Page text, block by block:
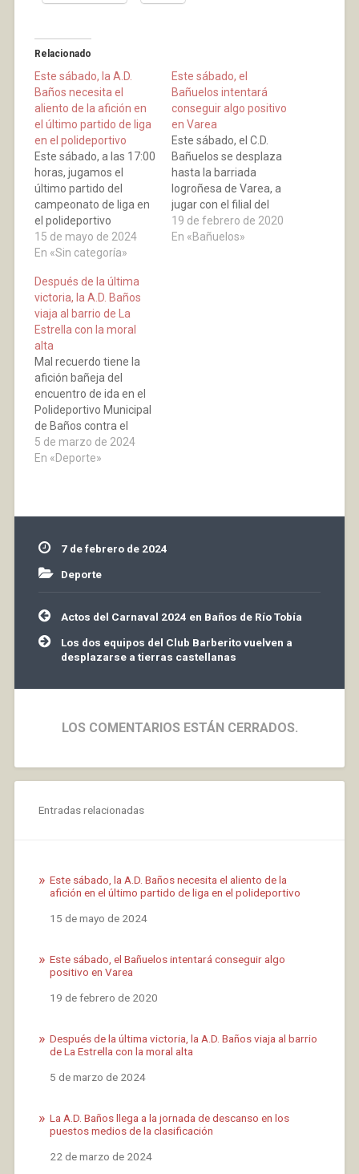
Relacionado
Este sábado, la A.D.
Baños necesita el
aliento de la afición en
el último partido de liga
en el polideportivo
Este sábado, a las 17:00
horas, jugamos el
último partido del
campeonato de liga en
el polideportivo
municipal. Encuentro
muy interesante para la
enfrenta al Vianés
equipo que se
encuentra por debajo
de nosotros en la
clasificación y tenemos
la posibilidad de volver
a la senda…
15 de mayo de 2024
En «Sin categoría»
Este sábado, el
Bañuelos intentará
conseguir algo positivo
en Varea
Este sábado, el C.D.
Bañuelos se desplaza
hasta la barriada
logroñesa de Varea, a
jugar con el filial del
equipo de la misma, el
partido comienza a las
19 de febrero de 2020
En «Bañuelos»
Después de la última
victoria, la A.D. Baños
viaja al barrio de La
Estrella con la moral
alta
Mal recuerdo tiene la
afición bañeja del
encuentro de ida en el
Polideportivo Municipal
de Baños contra el
Cosmos F.S. La Estrella,
ya que nos ganaron por
se ha amoldado muy…
5 de marzo de 2024
En «Deporte»
7 de febrero de 2024
Deporte
Navegación
de
entradas
Actos del Carnaval 2024 en Baños de Río Tobía
Los dos equipos del Club Barberito vuelven a
desplazarse a tierras castellanas
LOS COMENTARIOS ESTÁN CERRADOS.
Entradas relacionadas
Este sábado, la A.D. Baños necesita el aliento de la
afición en el último partido de liga en el polideportivo
Fecha
15 de mayo de 2024
Este sábado, el Bañuelos intentará conseguir algo
positivo en Varea
Fecha
19 de febrero de 2020
Después de la última victoria, la A.D. Baños viaja al barrio
de La Estrella con la moral alta
Fecha
5 de marzo de 2024
La A.D. Baños llega a la jornada de descanso en los
puestos medios de la clasificación
Fecha
22 de marzo de 2024